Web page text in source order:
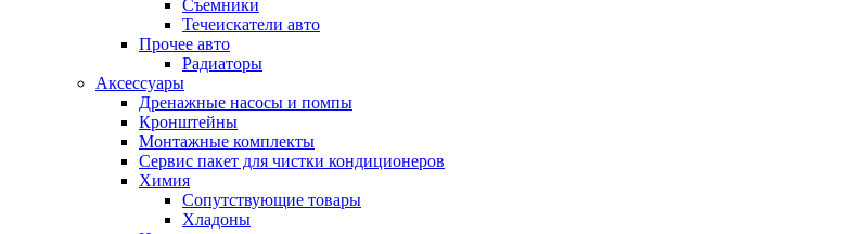
Съемники
Течеискатели авто
Прочее авто
Радиаторы
Аксессуары
Дренажные насосы и помпы
Кронштейны
Монтажные комплекты
Сервис пакет для чистки кондиционеров
Химия
Сопутствующие товары
Хладоны